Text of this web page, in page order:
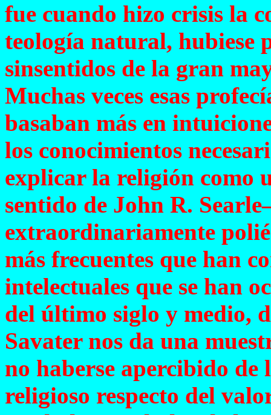
fue cuando hizo crisis la
teología natural, hubiese
sinsentidos de la gran
Muchas veces esas
basaban más en
los conocimientos
explicar la religión como
sentido de John R.
extraordinariamente
más frecuentes que han
intelectuales que se han
del último siglo y medio,
Savater nos da una
no haberse apercibido de
religioso respecto del